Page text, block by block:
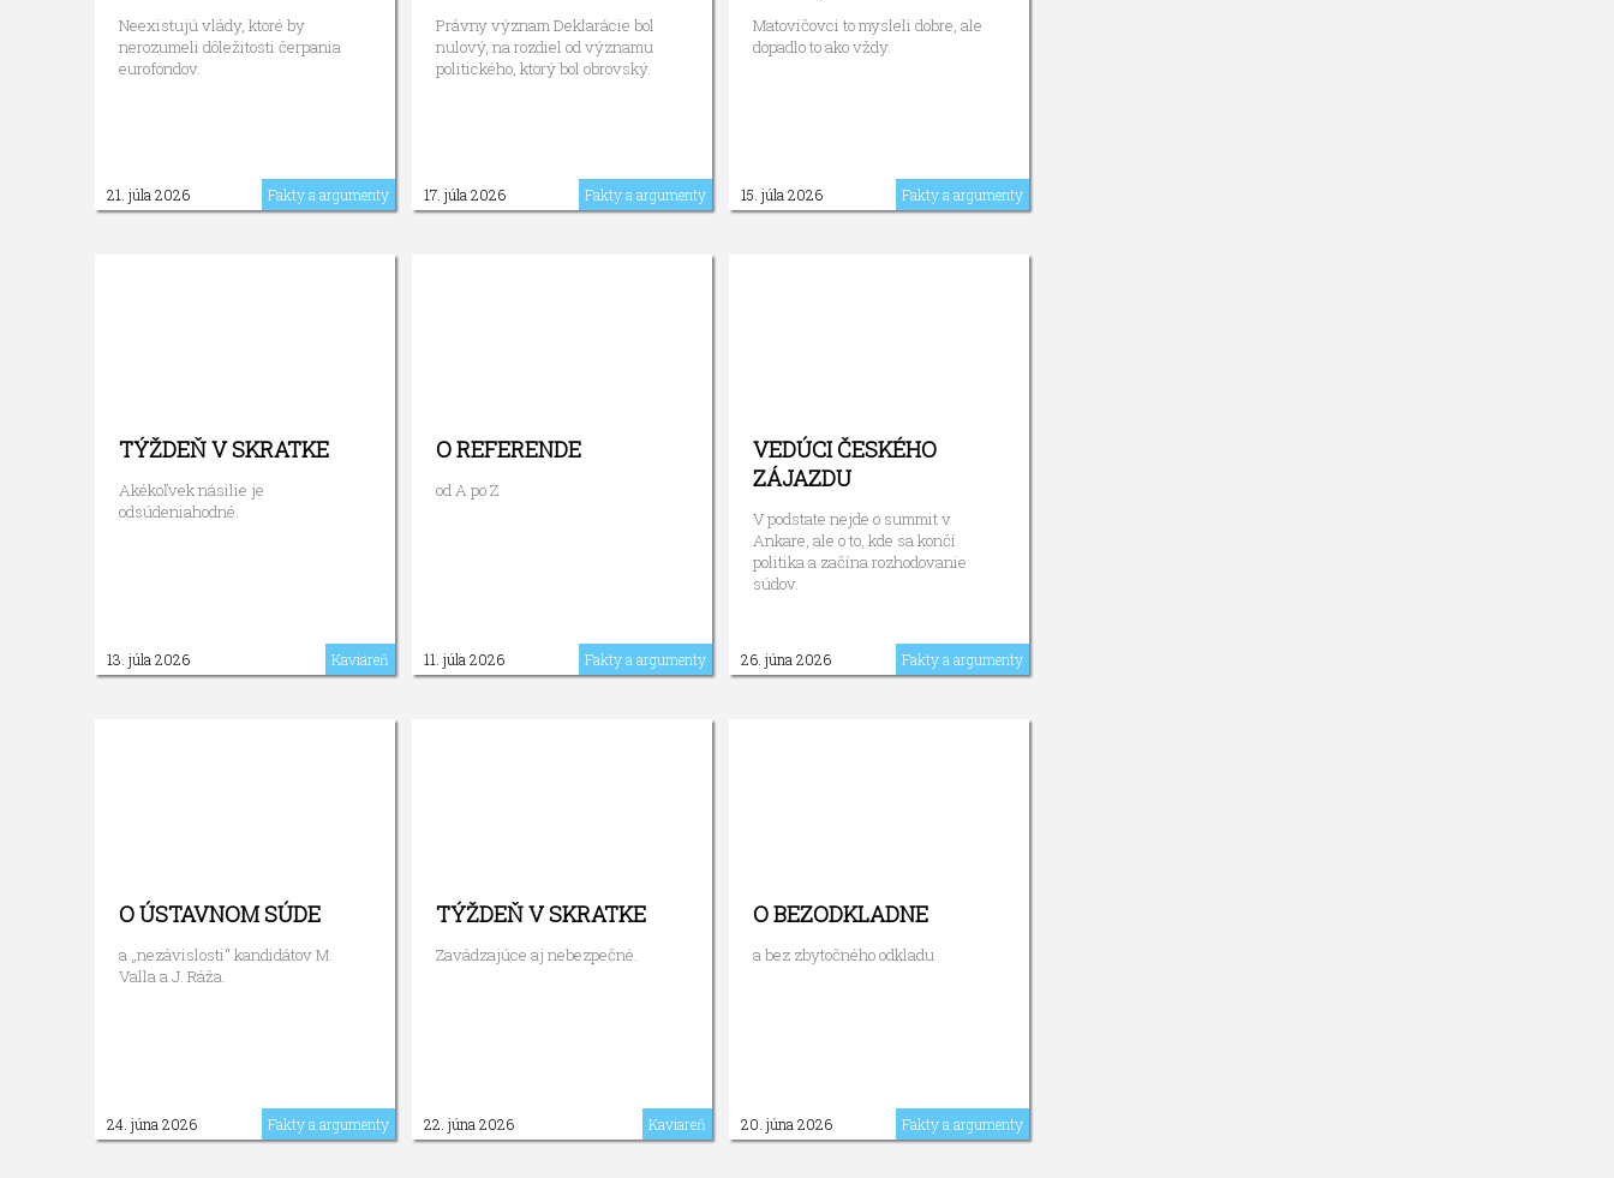
Neexistujú vlády, ktoré by
nerozumeli dôležitosti čerpania
eurofondov.
21. júla 2026 Fakty a argumenty
Právny význam Deklarácie bol
nulový, na rozdiel od významu
politického, ktorý bol obrovský.
17. júla 2026 Fakty a argumenty
Matovičovci to mysleli dobre, ale
dopadlo to ako vždy.
15. júla 2026 Fakty a argumenty
TÝŽDEŇ V SKRATKE
Akékoľvek násilie je
odsúdeniahodné.
13. júla 2026 Kaviareň
O REFERENDE
od A po Z
11. júla 2026 Fakty a argumenty
VEDÚCI ČESKÉHO
ZÁJAZDU
V podstate nejde o summit v
Ankare, ale o to, kde sa končí
politika a začína rozhodovanie
súdov.
26. júna 2026 Fakty a argumenty
O ÚSTAVNOM SÚDE
a „nezávislosti“ kandidátov M.
Valla a J. Ráža.
24. júna 2026 Fakty a argumenty
TÝŽDEŇ V SKRATKE
Zavádzajúce aj nebezpečné.
22. júna 2026 Kaviareň
O BEZODKLADNE
a bez zbytočného odkladu
20. júna 2026 Fakty a argumenty